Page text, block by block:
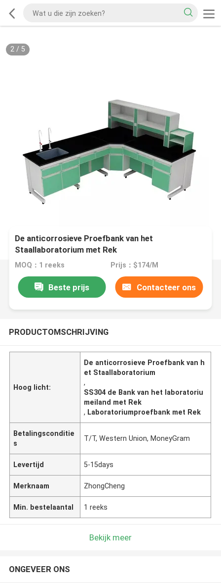
2/ 5
De anticorrosieve Proefbank van het
Staallaboratorium met Rek
MOQ：1 reeks Prijs：$174/M
Beste prijs Contacteer ons
PRODUCTOMSCHRIJVING
Hoog licht:
De anticorrosieve Proefbank van h
et Staallaboratorium
,
SS304 de Bank van het laboratoriu
meiland met Rek
, Laboratoriumproefbank met Rek
Betalingsconditie
s
T/T, Western Union, MoneyGram
Levertijd 5-15days
Merknaam ZhongCheng
Min. bestelaantal 1 reeks
Bekijk meer
ONGEVEER ONS